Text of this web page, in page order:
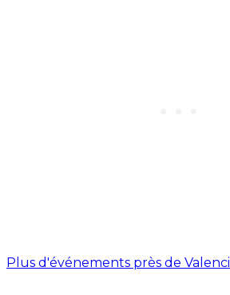
Plus d'événements près de